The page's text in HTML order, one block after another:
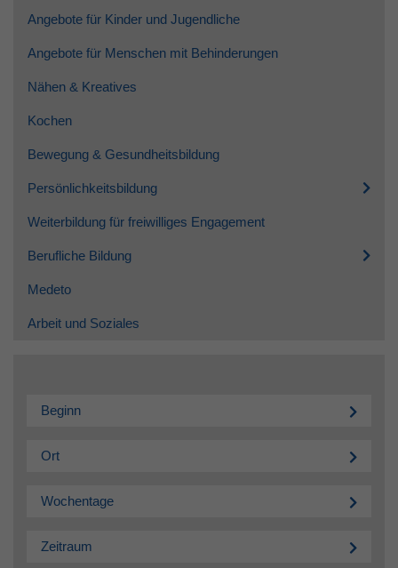
Angebote für Kinder und Jugendliche
Angebote für Menschen mit Behinderungen
Nähen & Kreatives
Kochen
Bewegung & Gesundheitsbildung
Persönlichkeitsbildung
Weiterbildung für freiwilliges Engagement
Berufliche Bildung
Medeto
Arbeit und Soziales
Beginn
Ort
Wochentage
Zeitraum